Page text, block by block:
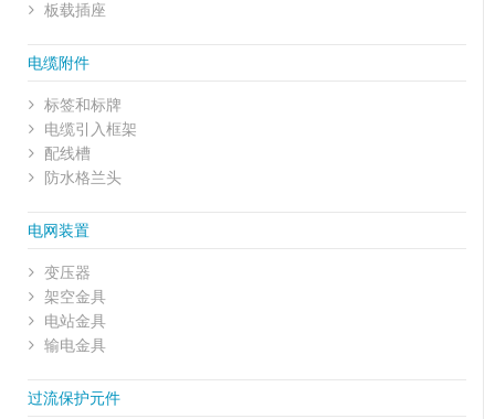
板载插座
电缆附件
标签和标牌
电缆引入框架
配线槽
防水格兰头
电网装置
变压器
架空金具
电站金具
输电金具
过流保护元件